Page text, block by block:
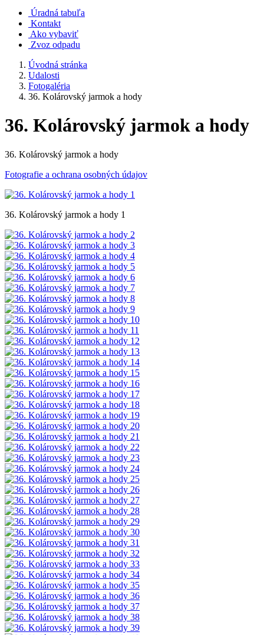
Úradná tabuľa
Kontakt
Ako vybaviť
Zvoz odpadu
Úvodná stránka
Udalosti
Fotogaléria
36. Kolárovský jarmok a hody
36. Kolárovský jarmok a hody
36. Kolárovský jarmok a hody
Fotografie a ochrana osobných údajov
36. Kolárovský jarmok a hody 1